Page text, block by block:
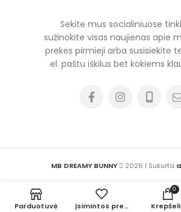
Sekite mus socialiniuose
sužinokite visas naujienas apie
prekes pirmieji arba susisiekite
el. paštu iškilus bet kokiems
MB DREAMY BUNNY 2026 | Sukurta
Parduotuvė Įsimintos prekės
0